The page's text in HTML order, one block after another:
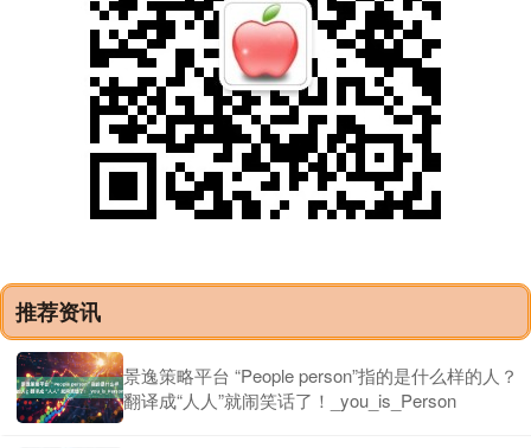
推荐资讯
景逸策略平台 “People person”指的是什么样的人？
翻译成“人人”就闹笑话了！_you_is_Person